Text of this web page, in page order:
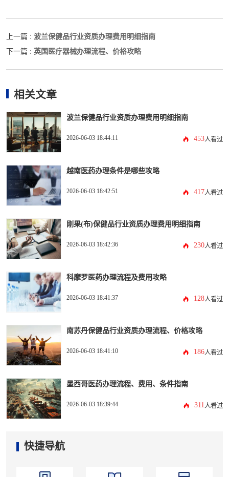
上一篇 : 波兰保健品行业资质办理费用明细指南
下一篇 : 英国医疗器械办理流程、价格攻略
相关文章
波兰保健品行业资质办理费用明细指南
2026-06-03 18:44:11 453人看过
越南医药办理条件是哪些攻略
2026-06-03 18:42:51 417人看过
刚果(布)保健品行业资质办理费用明细指南
2026-06-03 18:42:36 230人看过
科摩罗医药办理流程及费用攻略
2026-06-03 18:41:37 128人看过
南苏丹保健品行业资质办理流程、价格攻略
2026-06-03 18:41:10 186人看过
墨西哥医药办理流程、费用、条件指南
2026-06-03 18:39:44 311人看过
快捷导航